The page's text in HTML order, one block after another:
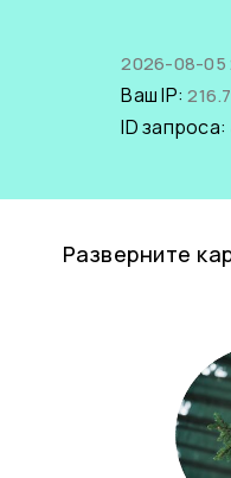
2026-08-05
Ваш IP:
ID запроса:
Разверните